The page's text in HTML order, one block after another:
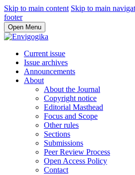
Skip to main content Skip to main
footer
Open Menu
Current issue
Issue archives
Announcements
About
About the Journal
Copyright notice
Editorial Masthead
Focus and Scope
Other rules
Sections
Submissions
Peer Review Process
Open Access Policy
Contact